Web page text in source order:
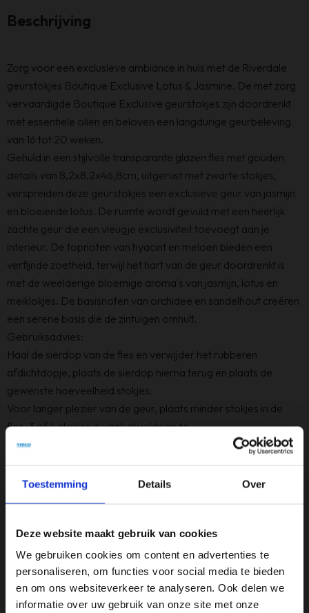
Toestemming Details Over
Deze website maakt gebruik van cookies
We gebruiken cookies om content en advertenties te
personaliseren, om functies voor social media te bieden
en om ons websiteverkeer te analyseren. Ook delen we
informatie over uw gebruik van onze site met onze
Beschrijving
Zorg voor een exclusieve ambiance in huis met de Riverdale
geurstokjes Boutique Exclusive Lotus & Jasmine. De met zorg
vervaardigde Boutique Exclusive geurstokjes zijn doordrenkt
met essentiële oliën en beloven een langdurige geurbeleving
van 16 tot 20 weken.
Gehuld in een stijlvolle transparante glazen fles met gouden
details van 8,2x8,2x46,8cm, uitgerust met zwarte stokjes,
verspreiden deze geurstokjes een exclusieve geur van jasmijn
en bloeiende lotus. De ruimte wordt gevuld met een heerlijk
zachte geur die een vleugje exclusiviteit toevoegt aan je
interieur. De topnoten van hyacint en meloen bieden een
verfijnde zoetheid, terwijl het hart van de geur doordrenkt is
met de weelderige bloemige aroma's van jasmijn, lotus en
meiklokjes. De basisnoten van orchidee en sandelhout creëren
een serene basis die de zintuigen omhult.
Gebruiksadvies:
Haal de sierdop van de fles en verwijder het rubberen
afdichtdopje, plaats de sierdop hierna terug en plaats de
gewenste hoeveelheid stokjes.
Voor langer plezier van de geur, plaats minder stokjes in de
fles, 3 of 4 stokjes is vaak al voldoende.
Draai af en toe de stokjes om en zet de geurstokjes niet te
halen.
Specificaties
Kleur
Wit